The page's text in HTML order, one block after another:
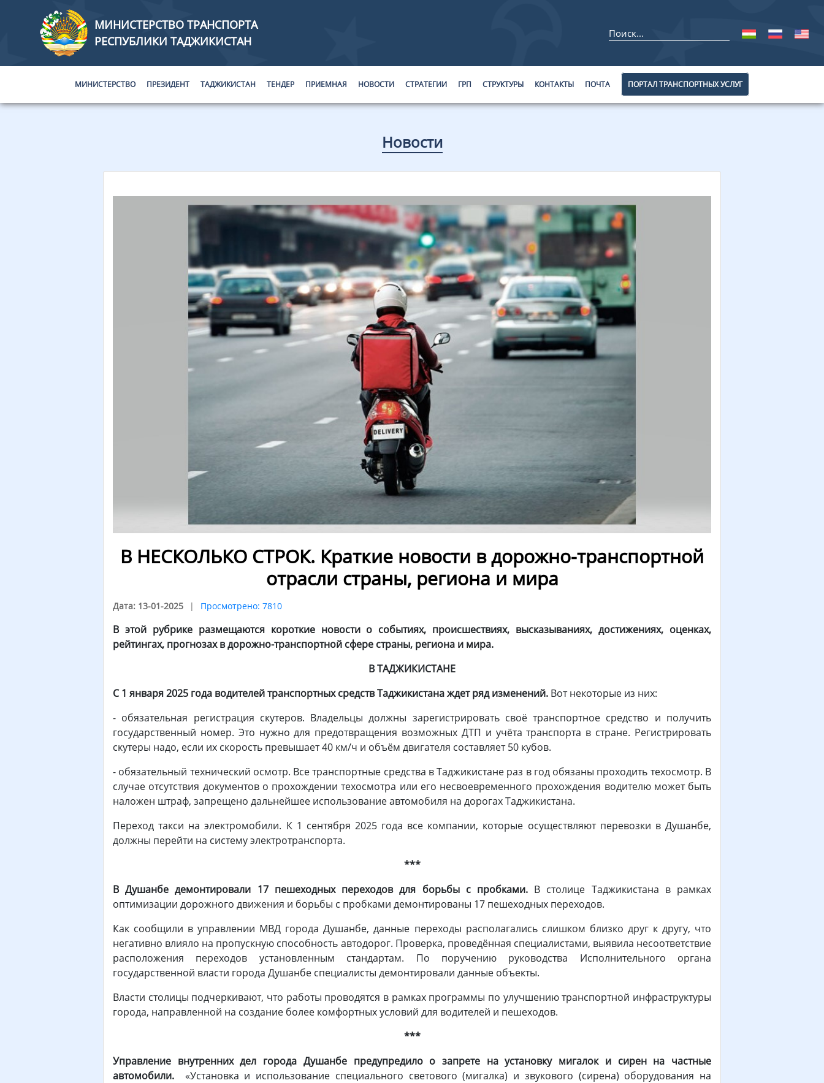
МИНИСТЕРСТВО ТРАНСПОРТА
РЕСПУБЛИКИ ТАДЖИКИСТАН
МИНИСТЕРСТВО ПРЕЗИДЕНТ ТАДЖИКИСТАН ТЕНДЕР ПРИЕМНАЯ НОВОСТИ СТРАТЕГИИ ГРП СТРУКТУРЫ КОНТАКТЫ ПОЧТА ПОРТАЛ ТРАНСПОРТНЫХ УСЛУГ
Новости
В НЕСКОЛЬКО СТРОК. Краткие новости в дорожно-транспортной
отрасли страны, региона и мира
Дата: 13-01-2025 Просмотрено: 7810
В этой рубрике размещаются короткие новости о событиях, происшествиях, высказываниях, достижениях, оценках,
рейтингах, прогнозах в дорожно-транспортной сфере страны, региона и мира.
В ТАДЖИКИСТАНЕ
С 1 января 2025 года водителей транспортных средств Таджикистана ждет ряд изменений. Вот некоторые из них:
- обязательная регистрация скутеров. Владельцы должны зарегистрировать своё транспортное средство и получить
государственный номер. Это нужно для предотвращения возможных ДТП и учёта транспорта в стране. Регистрировать
скутеры надо, если их скорость превышает 40 км/ч и объём двигателя составляет 50 кубов.
- обязательный технический осмотр. Все транспортные средства в Таджикистане раз в год обязаны проходить техосмотр. В
случае отсутствия документов о прохождении техосмотра или его несвоевременного прохождения водителю может быть
наложен штраф, запрещено дальнейшее использование автомобиля на дорогах Таджикистана.
Переход такси на электромобили. К 1 сентября 2025 года все компании, которые осуществляют перевозки в Душанбе,
должны перейти на систему электротранспорта.
***
В Душанбе демонтировали 17 пешеходных переходов для борьбы с пробками.В столице Таджикистана в рамках
оптимизации дорожного движения и борьбы с пробками демонтированы 17 пешеходных переходов.
Как сообщили в управлении МВД города Душанбе, данные переходы располагались слишком близко друг к другу, что
негативно влияло на пропускную способность автодорог. Проверка, проведённая специалистами, выявила несоответствие
расположения переходов установленным стандартам. По поручению руководства Исполнительного органа
государственной власти города Душанбе специалисты демонтировали данные объекты.
Власти столицы подчеркивают, что работы проводятся в рамках программы по улучшению транспортной инфраструктуры
города, направленной на создание более комфортных условий для водителей и пешеходов.
***
Управление внутренних дел города Душанбе предупредило о запрете на установку мигалок и сирен на частные
автомобили. «Установка и использование специального светового (мигалка) и звукового (сирена) оборудования на